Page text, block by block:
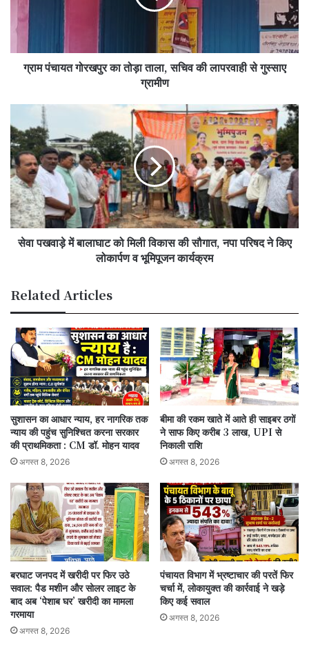
ताला,
सचिव
लापरवाही
ग्राम पंचायत गोरखपुर का तोड़ा ताला, सचिव की लापरवाही से गुस्साए
ग्रामीण
पखवाड़े
में
बालाघाट
को
मिली
विकास
की
सौगात,
नपा
लोकार्पण
व
भूमिपूजन
कार्यक्रम
सेवा पखवाड़े में बालाघाट को मिली विकास की सौगात, नपा परिषद ने किए
लोकार्पण व भूमिपूजन कार्यक्रम
Related Articles
सुशासन का आधार न्याय, हर नागरिक तक
न्याय की पहुंच सुनिश्चित करना सरकार
की प्राथमिकता : CM डॉ. मोहन यादव
अगस्त 8, 2026
बीमा की रकम खाते में आते ही साइबर ठगों
ने साफ किए करीब 3 लाख, UPI से
निकाली राशि
अगस्त 8, 2026
बरघाट जनपद में खरीदी पर फिर उठे
सवाल: पैड मशीन और सोलर लाइट के
बाद अब ‘पेशाब घर’ खरीदी का मामला
गरमाया
अगस्त 8, 2026
पंचायत विभाग में भ्रष्टाचार की परतें फिर
चर्चा में, लोकायुक्त की कार्रवाई ने खड़े
किए कई सवाल
अगस्त 8, 2026